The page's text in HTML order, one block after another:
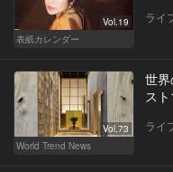
Vol.19
表紙カレンダー
ライ
Vol.73
World Trend News
世
ス
ライ